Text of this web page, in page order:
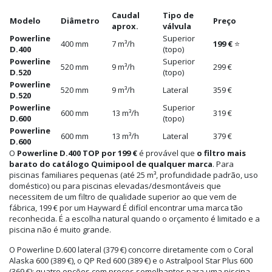
Modelo Diâmetro
Caudal
aprox.
Tipo de
válvula
Preço
Powerline
D.400
400 mm 7 m³/h
Superior
(topo)
199 € ⭐
Powerline
D.520
520 mm 9 m³/h
Superior
(topo)
299 €
Powerline
D.520
520 mm 9 m³/h Lateral
359 €
Powerline
D.600
600 mm 13 m³/h
Superior
(topo)
319 €
Powerline
D.600
600 mm 13 m³/h Lateral
379 €
O Powerline D.400 TOP por 199 €é provável que o filtro mais
barato do catálogo Quimipool de qualquer marca. Para
piscinas familiares pequenas (até 25 m³, profundidade padrão, uso
doméstico) ou para piscinas elevadas/desmontáveis que
necessitem de um filtro de qualidade superior ao que vem de
fábrica, 199 € por um Hayward É difícil encontrar uma marca tão
reconhecida. É a escolha natural quando o orçamento é limitado e a
piscina não é muito grande.
O Powerline D.600 lateral (379 €) concorre diretamente com o Coral
Alaska 600 (389 €), o QP Red 600 (389 €) e o Astralpool Star Plus 600